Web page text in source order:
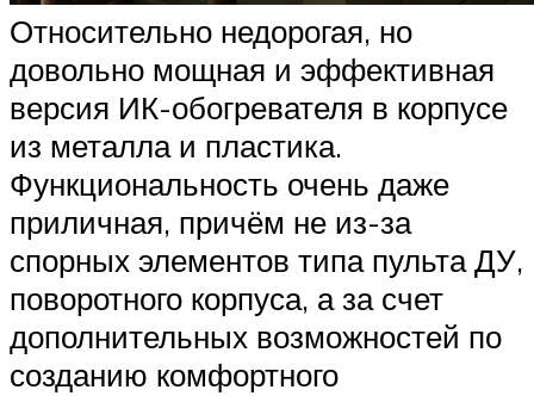
Относительно недорогая, но
довольно мощная и эффективная
версия ИК-обогревателя в корпусе
из металла и пластика.
Функциональность очень даже
приличная, причём не из-за
спорных элементов типа пульта ДУ,
поворотного корпуса, а за счет
дополнительных возможностей по
созданию комфортного